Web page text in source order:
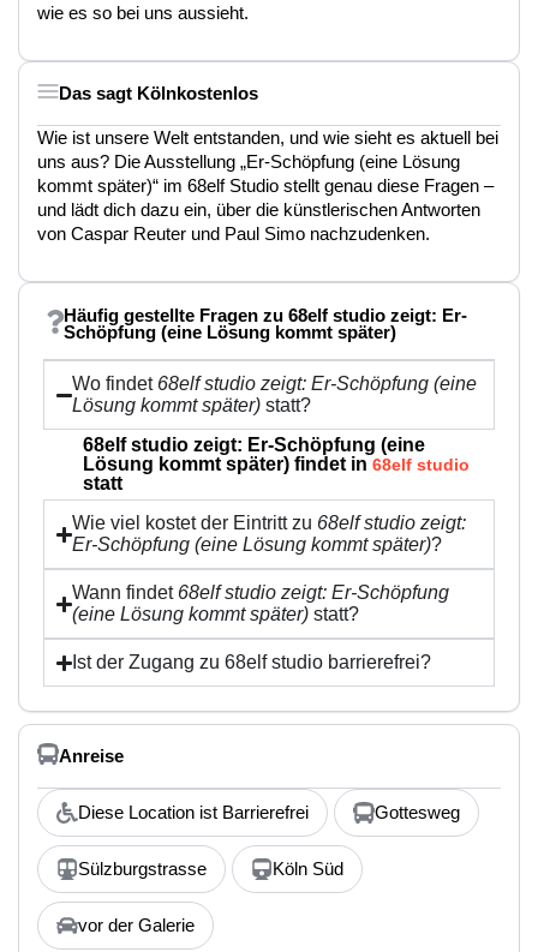
wie es so bei uns aussieht.
Das sagt Kölnkostenlos
Wie ist unsere Welt entstanden, und wie sieht es aktuell bei
uns aus? Die Ausstellung „Er-Schöpfung (eine Lösung
kommt später)“ im 68elf Studio stellt genau diese Fragen –
und lädt dich dazu ein, über die künstlerischen Antworten
von Caspar Reuter und Paul Simo nachzudenken.
Häufig gestellte Fragen zu 68elf studio zeigt: Er-
Schöpfung (eine Lösung kommt später)
Wo findet 68elf studio zeigt: Er-Schöpfung (eine
Lösung kommt später) statt?
68elf studio zeigt: Er-Schöpfung (eine
Lösung kommt später) findet in 68elf studio
statt
Wie viel kostet der Eintritt zu 68elf studio zeigt:
Er-Schöpfung (eine Lösung kommt später)?
Wann findet 68elf studio zeigt: Er-Schöpfung
(eine Lösung kommt später) statt?
Ist der Zugang zu 68elf studio barrierefrei?
Anreise
Diese Location ist Barrierefrei Gottesweg
Sülzburgstrasse Köln Süd
vor der Galerie